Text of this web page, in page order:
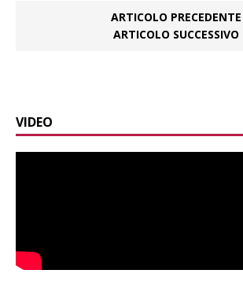
ARTICOLO PRECEDENTE
ARTICOLO SUCCESSIVO
VIDEO